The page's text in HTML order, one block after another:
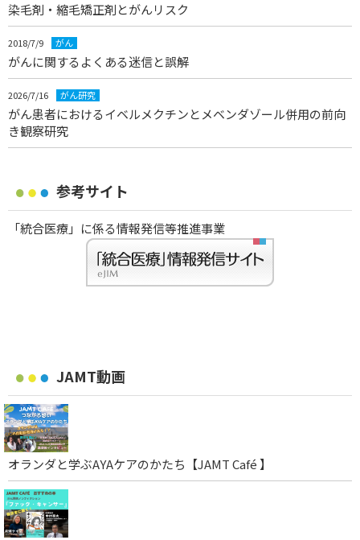
染毛剤・縮毛矯正剤とがんリスク
2018/7/9 がん
がんに関するよくある迷信と誤解
2026/7/16 がん研究
がん患者におけるイベルメクチンとメベンダゾール併用の前向
き観察研究
参考サイト
「統合医療」に係る情報発信等推進事業
JAMT動画
オランダと学ぶAYAケアのかたち【JAMT Café 】